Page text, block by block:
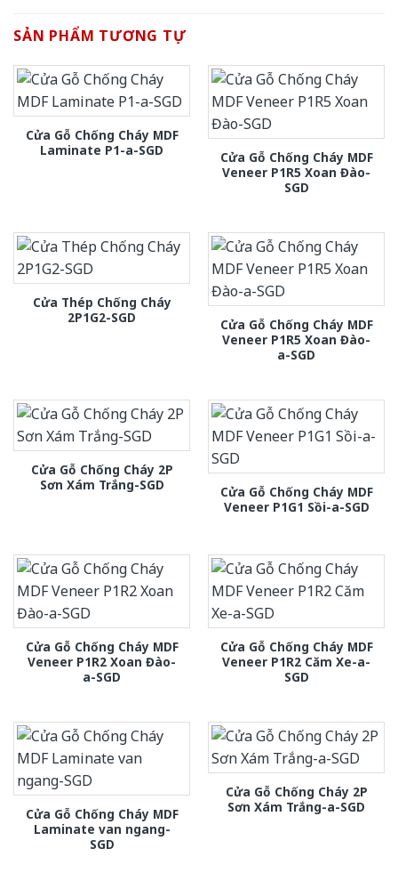
SẢN PHẨM TƯƠNG TỰ
Cửa Gỗ Chống Cháy MDF
Laminate P1-a-SGD
Cửa Gỗ Chống Cháy MDF
Veneer P1R5 Xoan Đào-
SGD
Cửa Thép Chống Cháy
2P1G2-SGD
Cửa Gỗ Chống Cháy MDF
Veneer P1R5 Xoan Đào-
a-SGD
Cửa Gỗ Chống Cháy 2P
Sơn Xám Trắng-SGD
Cửa Gỗ Chống Cháy MDF
Veneer P1G1 Sồi-a-SGD
Cửa Gỗ Chống Cháy MDF
Veneer P1R2 Xoan Đào-
a-SGD
Cửa Gỗ Chống Cháy MDF
Veneer P1R2 Căm Xe-a-
SGD
Cửa Gỗ Chống Cháy MDF
Laminate van ngang-
SGD
Cửa Gỗ Chống Cháy 2P
Sơn Xám Trắng-a-SGD